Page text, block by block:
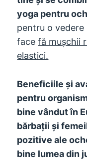
yoga pentru
pentru o vedere
facefă mușchii
elastici.
Beneficiile și
pentru
bine vândut în
bărbații și
pozitive ale
bine lumea din